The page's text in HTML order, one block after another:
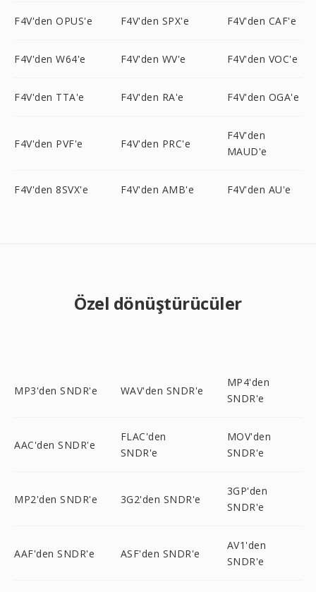
F4V'den OPUS'e F4V'den SPX'e F4V'den CAF'e
F4V'den W64'e F4V'den WV'e F4V'den VOC'e
F4V'den TTA'e F4V'den RA'e F4V'den OGA'e
F4V'den PVF'e F4V'den PRC'e
F4V'den
MAUD'e
F4V'den 8SVX'e F4V'den AMB'e F4V'den AU'e
Özel dönüştürücüler
MP3'den SNDR'e WAV'den SNDR'e
MP4'den
SNDR'e
AAC'den SNDR'e
FLAC'den
SNDR'e
MOV'den
SNDR'e
MP2'den SNDR'e 3G2'den SNDR'e
3GP'den
SNDR'e
AAF'den SNDR'e ASF'den SNDR'e
AV1'den
SNDR'e